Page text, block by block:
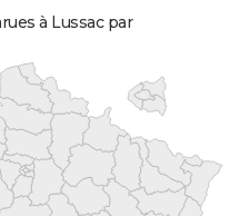
à Lussac par